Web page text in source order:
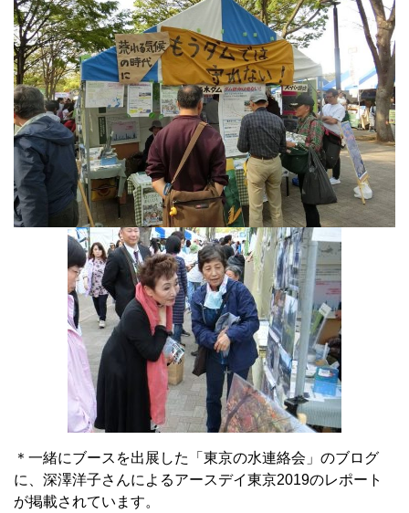
＊一緒にブースを出展した「東京の水連絡会」のブログ
に、深澤洋子さんによるアースデイ東京2019のレポート
が掲載されています。